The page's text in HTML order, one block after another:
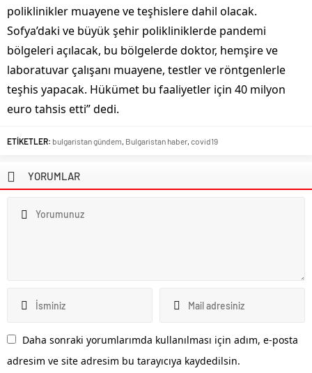
poliklinikler muayene ve teşhislere dahil olacak.
Sofya’daki ve büyük şehir polikliniklerde pandemi
bölgeleri açılacak, bu bölgelerde doktor, hemşire ve
laboratuvar çalışanı muayene, testler ve röntgenlerle
teşhis yapacak. Hükümet bu faaliyetler için 40 milyon
euro tahsis etti” dedi.
ETİKETLER: bulgaristan gündem, Bulgaristan haber, covid19
YORUMLAR
Daha sonraki yorumlarımda kullanılması için adım, e-posta
adresim ve site adresim bu tarayıcıya kaydedilsin.